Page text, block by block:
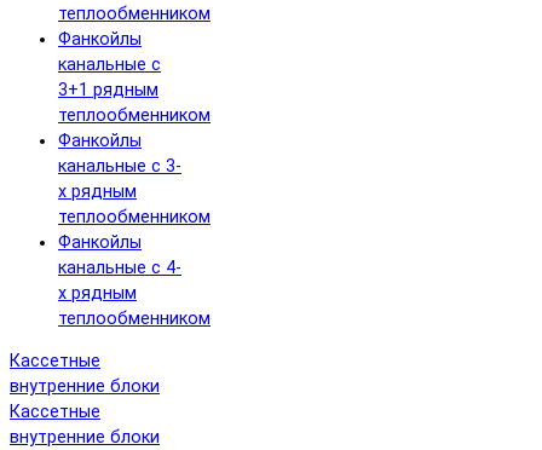
теплообменником
Фанкойлы
канальные с
3+1 рядным
теплообменником
Фанкойлы
канальные с 3-
х рядным
теплообменником
Фанкойлы
канальные с 4-
х рядным
теплообменником
Кассетные
внутренние блоки
Кассетные
внутренние блоки